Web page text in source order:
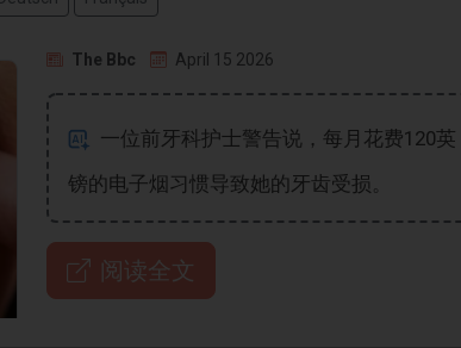
The Bbc April 15 2026
一位前牙科护士警告说，每月花费120英
镑的电子烟习惯导致她的牙齿受损。
阅读全文